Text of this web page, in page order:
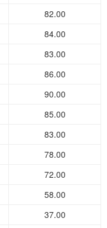
82.00
84.00
83.00
86.00
90.00
85.00
83.00
78.00
72.00
58.00
37.00